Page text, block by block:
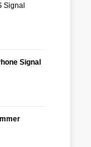
Signal
Signal